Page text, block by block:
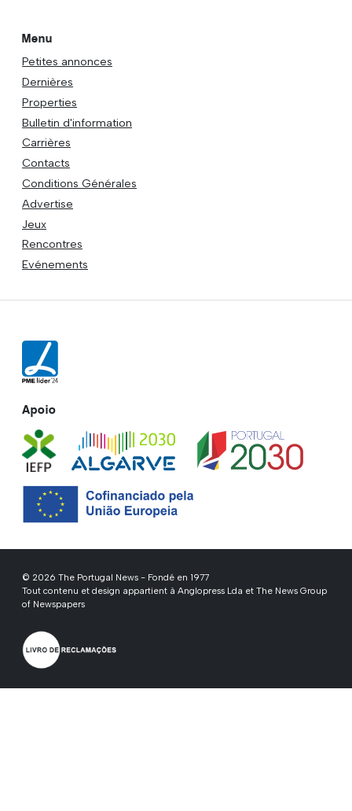
Menu
Petites annonces
Dernières
Properties
Bulletin d'information
Carrières
Contacts
Conditions Générales
Advertise
Jeux
Rencontres
Evénements
Apoio
© 2026 The Portugal News - Fondé en 1977
Tout contenu et design appartient à Anglopress Lda et The News Group
of Newspapers